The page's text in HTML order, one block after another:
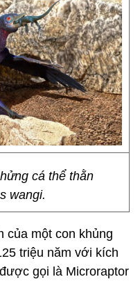
cá thể thằn
wangi.
của một con khủng
triệu năm với kích
gọi là Microraptor